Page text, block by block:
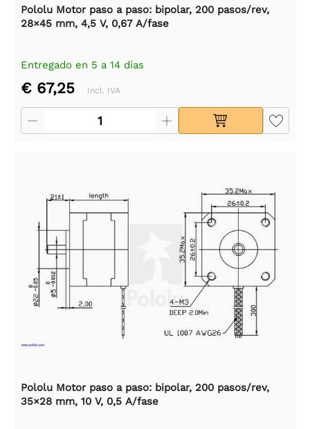
Pololu Motor paso a paso: bipolar, 200 pasos/rev,
28×45 mm, 4,5 V, 0,67 A/fase
Entregado en 5 a 14 días
€ 67,25 Incl. IVA
Pololu Motor paso a paso: bipolar, 200 pasos/rev,
35×28 mm, 10 V, 0,5 A/fase